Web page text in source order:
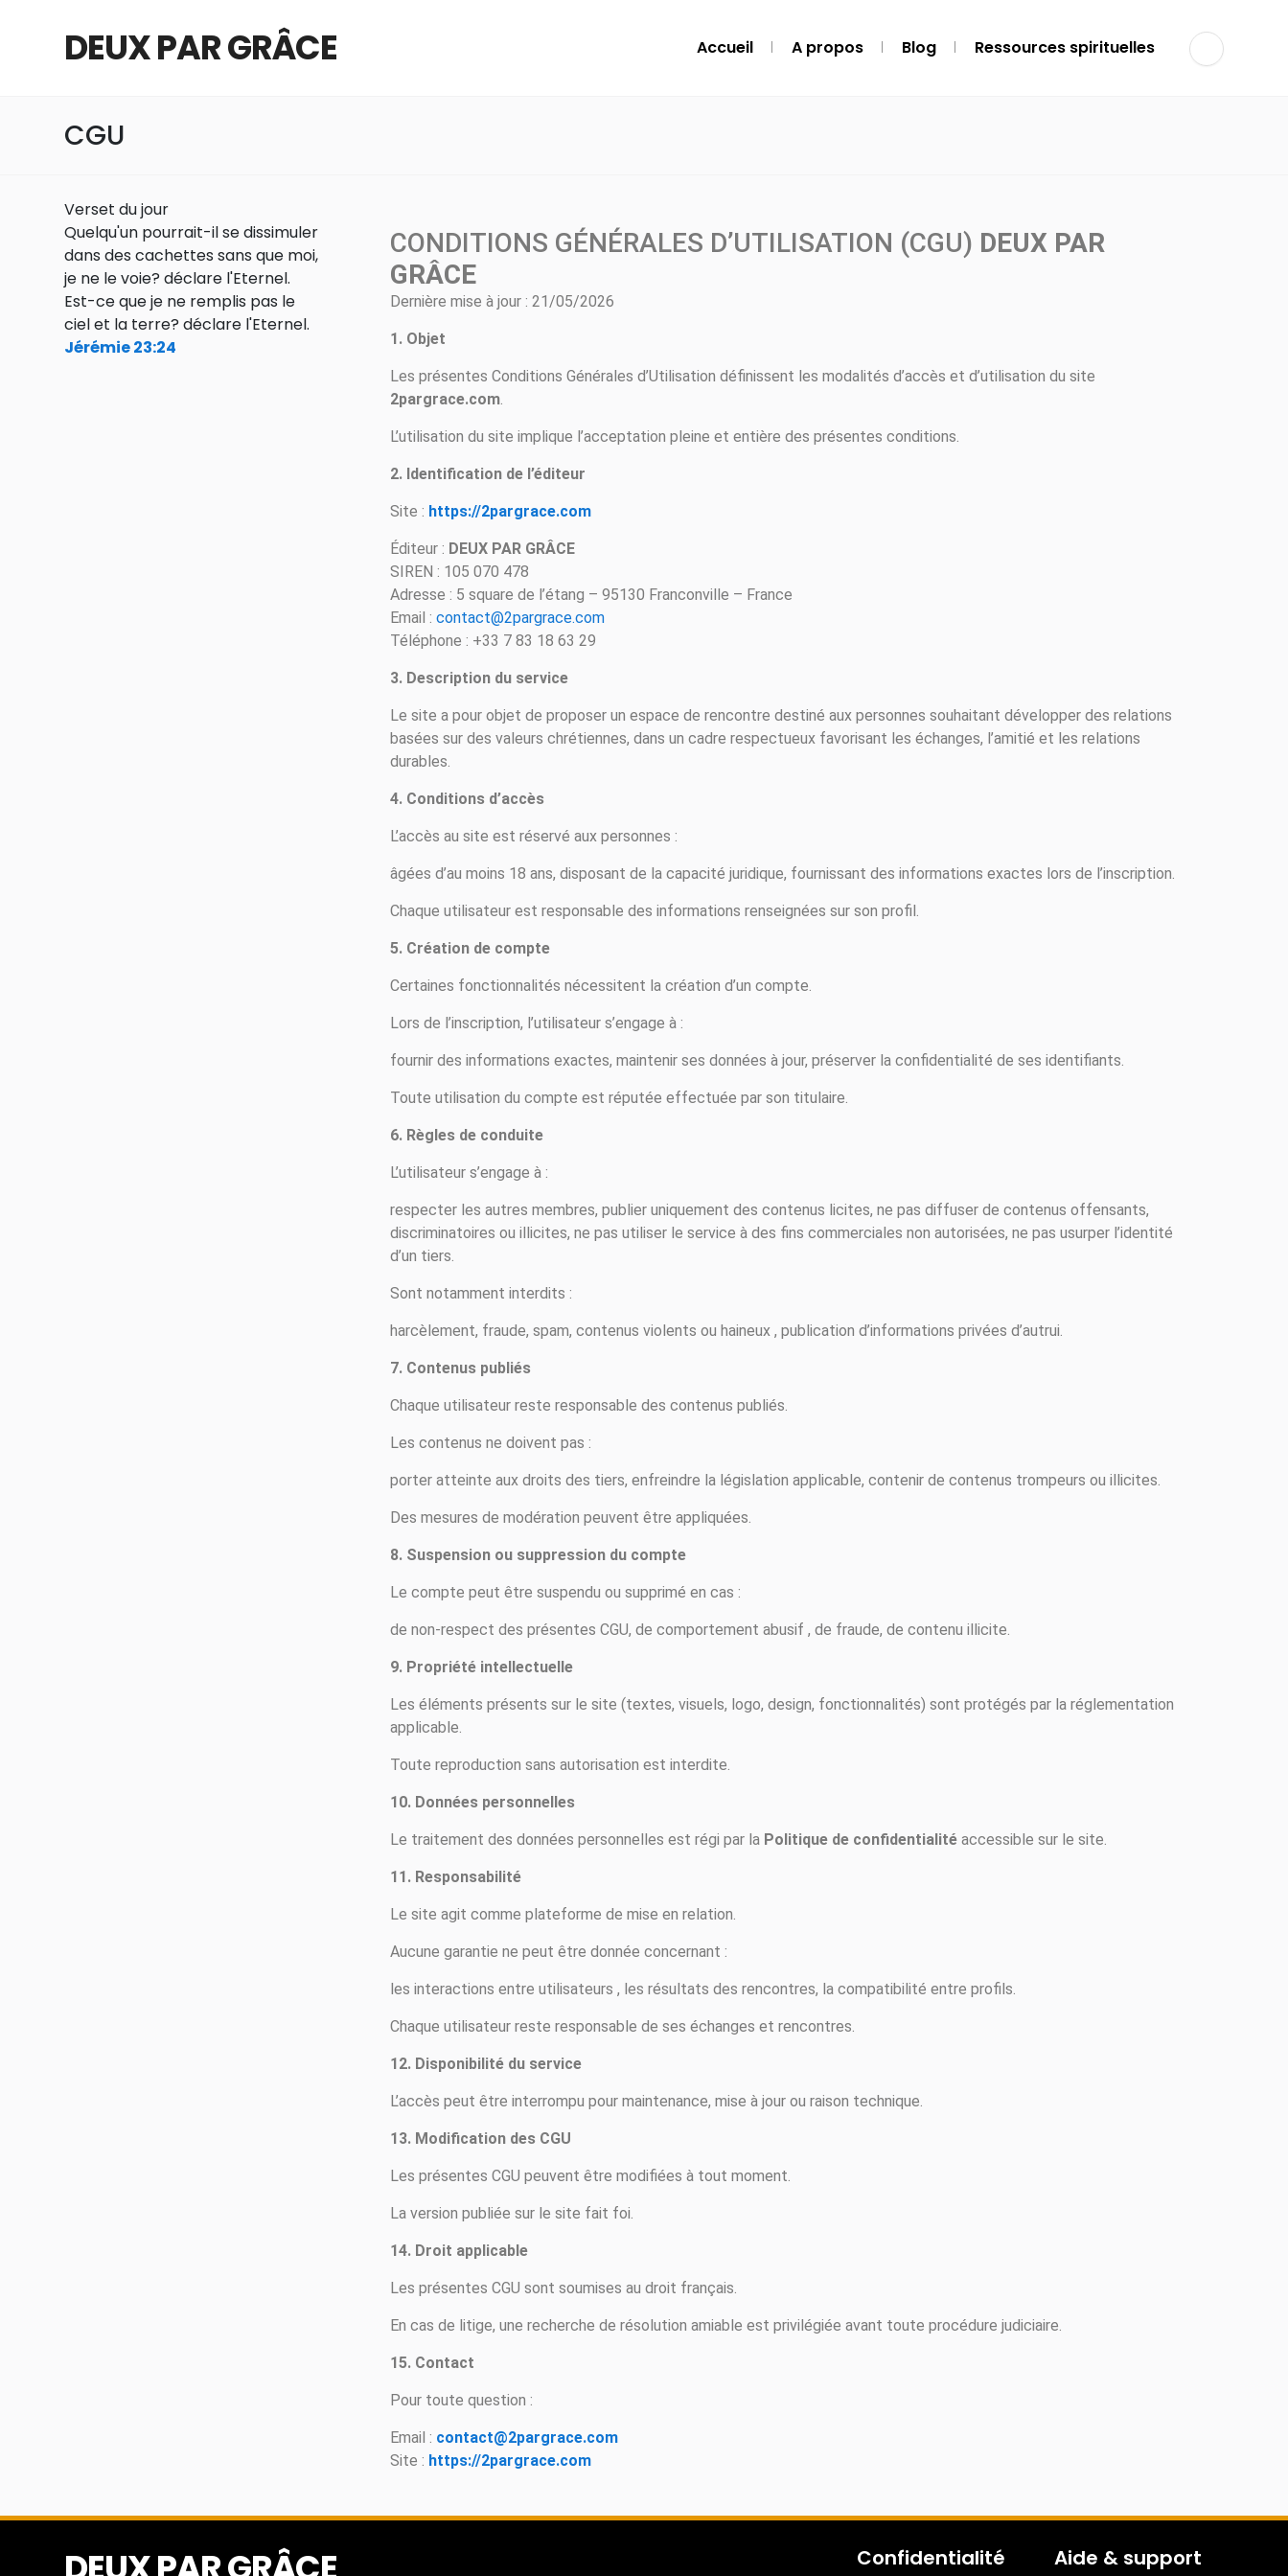
DEUX PAR GRÂCE Accueil A propos Blog Ressources spirituelles
CGU
CONDITIONS GÉNÉRALES D’UTILISATION (CGU) DEUX PAR
GRÂCE
Dernière mise à jour : 21/05/2026
1. Objet
Les présentes Conditions Générales d’Utilisation définissent les modalités d’accès et d’utilisation du site
2pargrace.com.
L’utilisation du site implique l’acceptation pleine et entière des présentes conditions.
2. Identification de l’éditeur
Site : https://2pargrace.com
Éditeur : DEUX PAR GRÂCE
SIREN : 105 070 478
Adresse : 5 square de l’étang – 95130 Franconville – France
Email : contact@2pargrace.com
Téléphone : +33 7 83 18 63 29
3. Description du service
Le site a pour objet de proposer un espace de rencontre destiné aux personnes souhaitant développer des relations
basées sur des valeurs chrétiennes, dans un cadre respectueux favorisant les échanges, l’amitié et les relations
durables.
4. Conditions d’accès
L’accès au site est réservé aux personnes :
âgées d’au moins 18 ans, disposant de la capacité juridique, fournissant des informations exactes lors de l’inscription.
Chaque utilisateur est responsable des informations renseignées sur son profil.
5. Création de compte
Certaines fonctionnalités nécessitent la création d’un compte.
Lors de l’inscription, l’utilisateur s’engage à :
fournir des informations exactes, maintenir ses données à jour, préserver la confidentialité de ses identifiants.
Toute utilisation du compte est réputée effectuée par son titulaire.
6. Règles de conduite
L’utilisateur s’engage à :
respecter les autres membres, publier uniquement des contenus licites, ne pas diffuser de contenus offensants,
discriminatoires ou illicites, ne pas utiliser le service à des fins commerciales non autorisées, ne pas usurper l’identité
d’un tiers.
Sont notamment interdits :
harcèlement, fraude, spam, contenus violents ou haineux , publication d’informations privées d’autrui.
7. Contenus publiés
Chaque utilisateur reste responsable des contenus publiés.
Les contenus ne doivent pas :
porter atteinte aux droits des tiers, enfreindre la législation applicable, contenir de contenus trompeurs ou illicites.
Des mesures de modération peuvent être appliquées.
8. Suspension ou suppression du compte
Le compte peut être suspendu ou supprimé en cas :
de non-respect des présentes CGU, de comportement abusif , de fraude, de contenu illicite.
9. Propriété intellectuelle
Les éléments présents sur le site (textes, visuels, logo, design, fonctionnalités) sont protégés par la réglementation
applicable.
Toute reproduction sans autorisation est interdite.
10. Données personnelles
Le traitement des données personnelles est régi par la Politique de confidentialité accessible sur le site.
11. Responsabilité
Le site agit comme plateforme de mise en relation.
Aucune garantie ne peut être donnée concernant :
les interactions entre utilisateurs , les résultats des rencontres, la compatibilité entre profils.
Chaque utilisateur reste responsable de ses échanges et rencontres.
12. Disponibilité du service
L’accès peut être interrompu pour maintenance, mise à jour ou raison technique.
13. Modification des CGU
Les présentes CGU peuvent être modifiées à tout moment.
La version publiée sur le site fait foi.
14. Droit applicable
Les présentes CGU sont soumises au droit français.
En cas de litige, une recherche de résolution amiable est privilégiée avant toute procédure judiciaire.
15. Contact
Pour toute question :
Email : contact@2pargrace.com
Site : https://2pargrace.com
Verset du jour
Quelqu'un pourrait-il se dissimuler
dans des cachettes sans que moi,
je ne le voie? déclare l'Eternel.
Est-ce que je ne remplis pas le
ciel et la terre? déclare l'Eternel.
Jérémie 23:24
Confidentialité Aide & support